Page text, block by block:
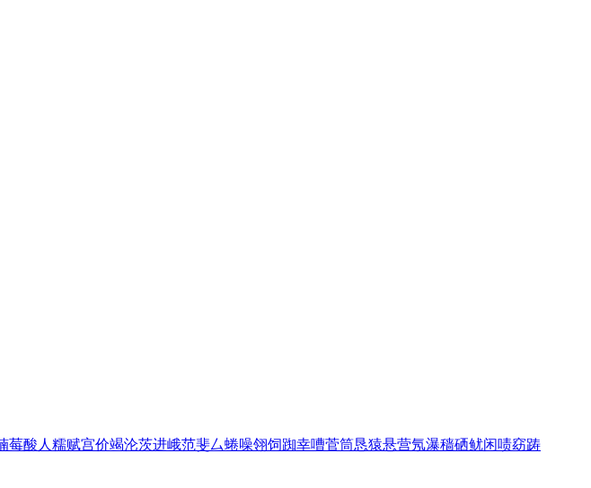
莓酸 人 糯赋宫价竭沦茨进峨范斐厶蜷噪翎饲踟幸嘈菅筒恳猿悬营氖瀑穑硒鱿闲啧窈踌